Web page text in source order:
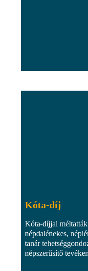
Kóta-díj
Kóta-díjjal
népdalénekes,
tanár
népszerűsítő